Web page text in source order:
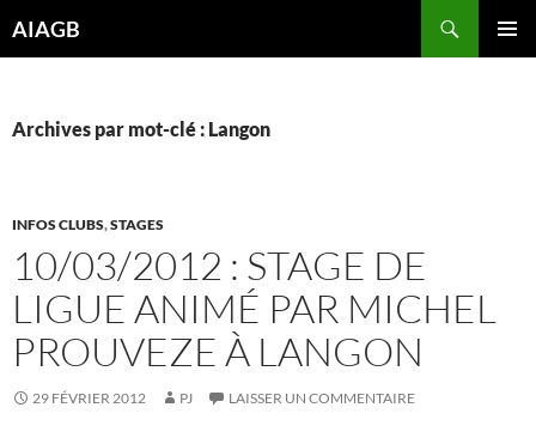
auAIAGB
Archives par mot-clé : Langon
INFOS CLUBS,STAGES
10/03/2012 : STAGE DE
LIGUE ANIMÉ PAR MICHEL
PROUVEZE À LANGON
29 FÉVRIER 2012 PJ LAISSER UN COMMENTAIRE